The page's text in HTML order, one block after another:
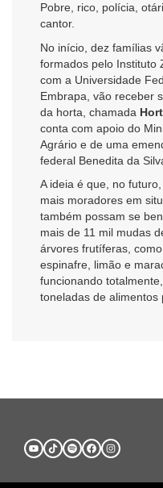
Pobre, rico, polícia,
cantor.
No início, dez famílias
formados pelo Instituto
com a Universidade
Embrapa, vão receber
da horta, chamada
conta com apoio do
Agrário e de uma
federal Benedita da
A ideia é que, no
mais moradores em
também possam se
mais de 11 mil mudas
árvores frutíferas,
espinafre, limão e
funcionando
toneladas de alimentos